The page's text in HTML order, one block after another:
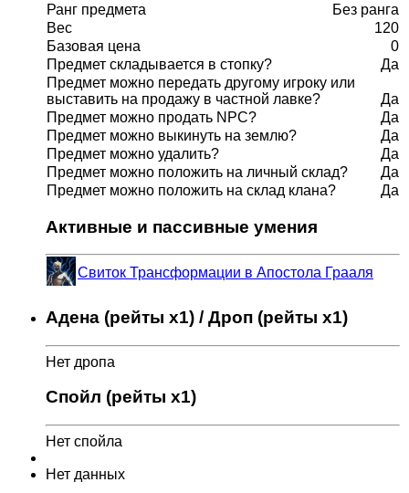
Ранг предмета
Без ранга
Вес
120
Базовая цена
0
Предмет складывается в стопку?
Да
Предмет можно передать другому игроку или
выставить на продажу в частной лавке?
Да
Предмет можно продать NPC?
Да
Предмет можно выкинуть на землю?
Да
Предмет можно удалить?
Да
Предмет можно положить на личный склад?
Да
Предмет можно положить на склад клана?
Да
Активные и пассивные умения
Свиток Трансформации в Апостола Грааля
Адена (рейты x1) / Дроп (рейты x1)
Нет дропа
Спойл (рейты x1)
Нет спойла
Нет данных